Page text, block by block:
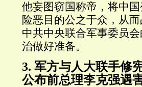
他妄图窃国称帝，将中
险恶目的公之于众，从
中共中央联合军事委员
治做好准备。
3. 军方与人大联手修
公布前总理李克强遇